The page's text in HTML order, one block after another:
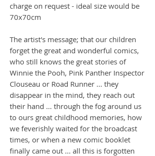
charge on request - ideal size would be
70x70cm
The artist's message; that our children
forget the great and wonderful comics,
who still knows the great stories of
Winnie the Pooh, Pink Panther Inspector
Clouseau or Road Runner ... they
disappear in the mind, they reach out
their hand ... through the fog around us
to ours great childhood memories, how
we feverishly waited for the broadcast
times, or when a new comic booklet
finally came out ... all this is forgotten